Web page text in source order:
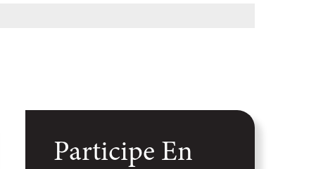
Participe En